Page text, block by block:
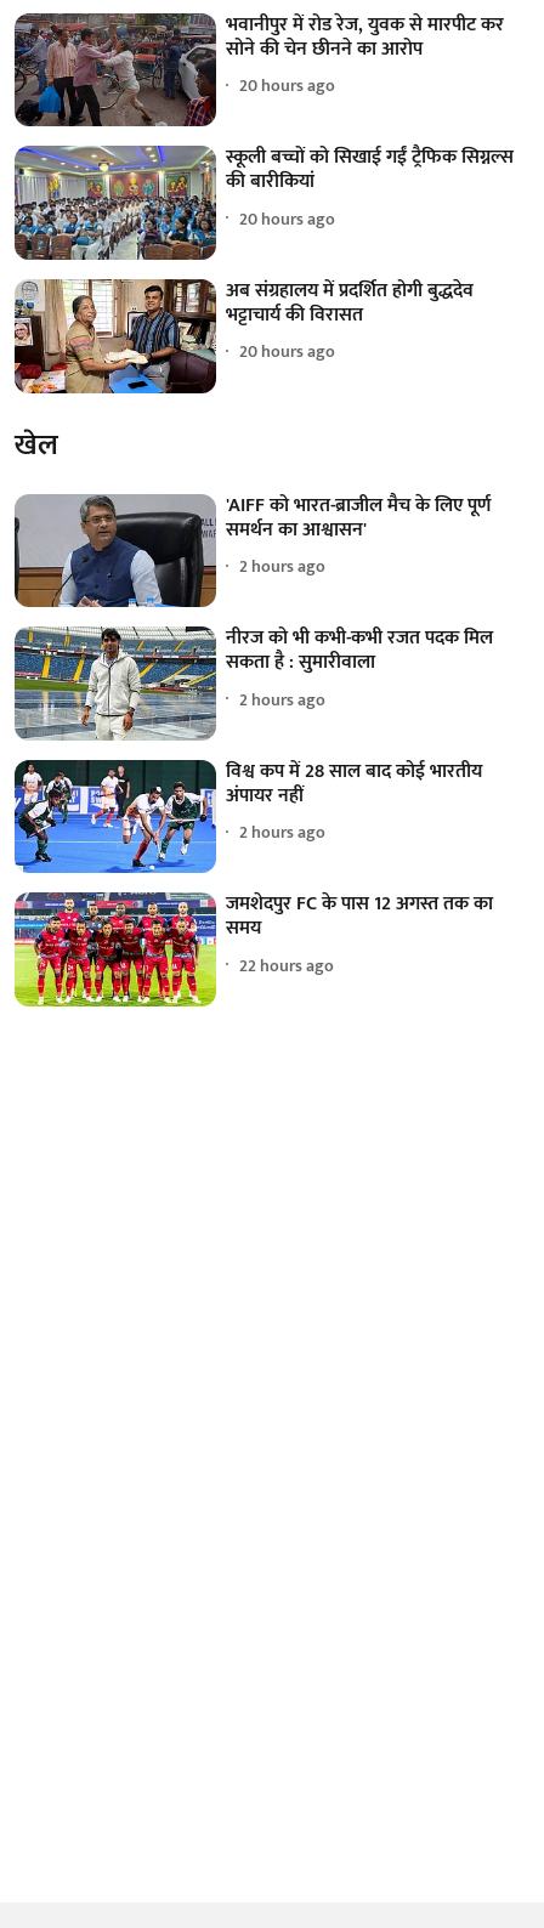
भवानीपुर में रोड रेज, युवक से मारपीट कर
सोने की चेन छीनने का आरोप
20 hours ago
स्कूली बच्चों को सिखाई गईं ट्रैफिक सिग्नल्स
की बारीकियां
20 hours ago
अब संग्रहालय में प्रदर्शित होगी बुद्धदेव
भट्टाचार्य की विरासत
20 hours ago
खेल
'AIFF को भारत-ब्राजील मैच के लिए पूर्ण
समर्थन का आश्वासन'
2 hours ago
नीरज को भी कभी-कभी रजत पदक मिल
सकता है : सुमारीवाला
2 hours ago
विश्व कप में 28 साल बाद कोई भारतीय
अंपायर नहीं
2 hours ago
जमशेदपुर FC के पास 12 अगस्त तक का
समय
22 hours ago